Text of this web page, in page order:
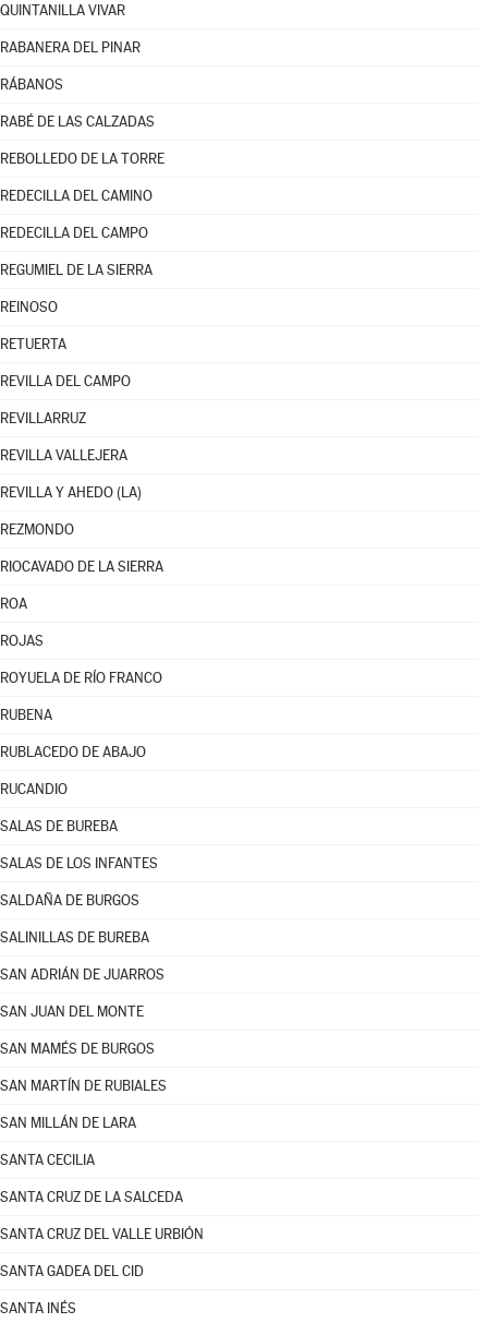
QUINTANILLA VIVAR
RABANERA DEL PINAR
RÁBANOS
RABÉ DE LAS CALZADAS
REBOLLEDO DE LA TORRE
REDECILLA DEL CAMINO
REDECILLA DEL CAMPO
REGUMIEL DE LA SIERRA
REINOSO
RETUERTA
REVILLA DEL CAMPO
REVILLARRUZ
REVILLA VALLEJERA
REVILLA Y AHEDO (LA)
REZMONDO
RIOCAVADO DE LA SIERRA
ROA
ROJAS
ROYUELA DE RÍO FRANCO
RUBENA
RUBLACEDO DE ABAJO
RUCANDIO
SALAS DE BUREBA
SALAS DE LOS INFANTES
SALDAÑA DE BURGOS
SALINILLAS DE BUREBA
SAN ADRIÁN DE JUARROS
SAN JUAN DEL MONTE
SAN MAMÉS DE BURGOS
SAN MARTÍN DE RUBIALES
SAN MILLÁN DE LARA
SANTA CECILIA
SANTA CRUZ DE LA SALCEDA
SANTA CRUZ DEL VALLE URBIÓN
SANTA GADEA DEL CID
SANTA INÉS